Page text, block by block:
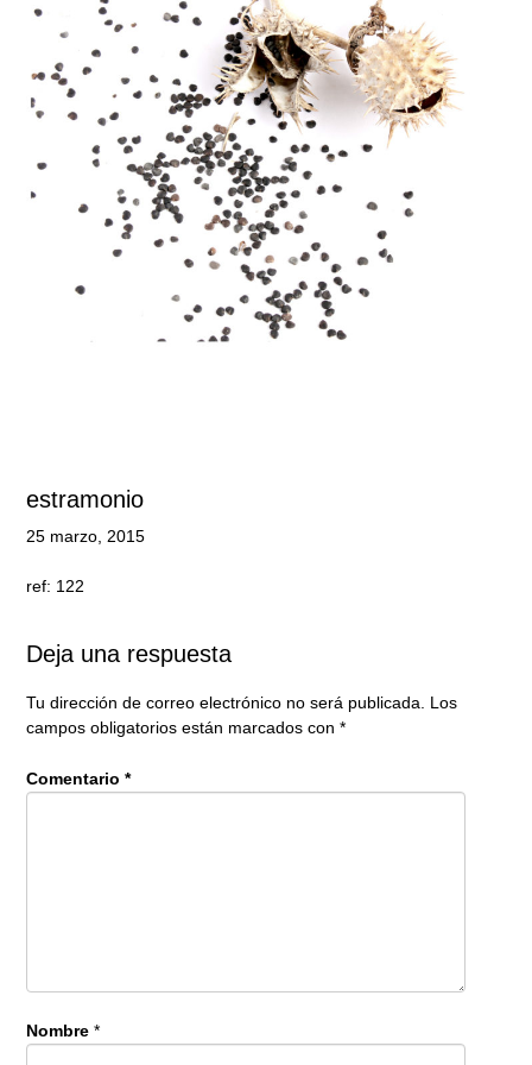
estramonio
25 marzo, 2015
ref: 122
Deja una respuesta
Tu dirección de correo electrónico no será publicada.
Los
campos obligatorios están marcados con *
Comentario *
Nombre *